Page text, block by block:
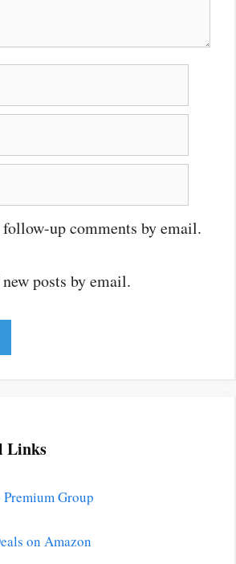
up comments by email.
posts by email.
Links
Group
on Amazon